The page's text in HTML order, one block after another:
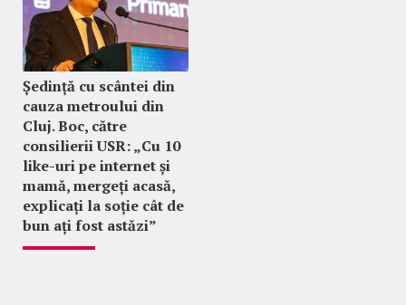
Ședință cu scântei din
cauza metroului din
Cluj. Boc, către
consilierii USR: „Cu 10
like-uri pe internet și
mamă, mergeți acasă,
explicați la soție cât de
bun ați fost astăzi”